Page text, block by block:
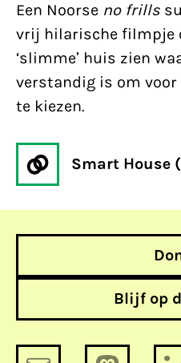
Een Noorse no frills
vrij hilarische filmpje
‘slimme’ huis zien
verstandig is om
te kiezen.
Smart House
Blijf op